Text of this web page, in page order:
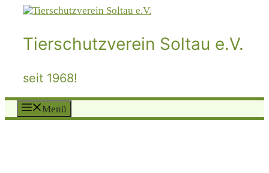
Tierschutzverein Soltau e.V.
seit 1968!
Menü